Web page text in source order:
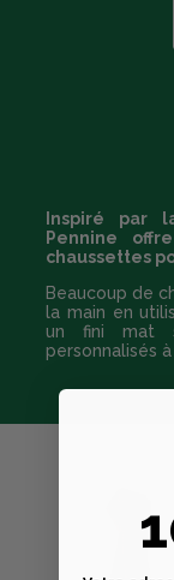
Inspiré par
Pennine
chaussettes
Beaucoup de
la main en
un fini mat
personnalisés